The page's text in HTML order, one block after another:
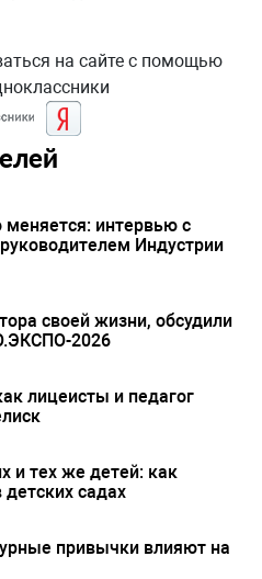
на сайте с помощью
меняется: интервью с
Индустрии
своей жизни, обсудили
2026
лицеисты и педагог
и тех же детей: как
детских садах
привычки влияют на